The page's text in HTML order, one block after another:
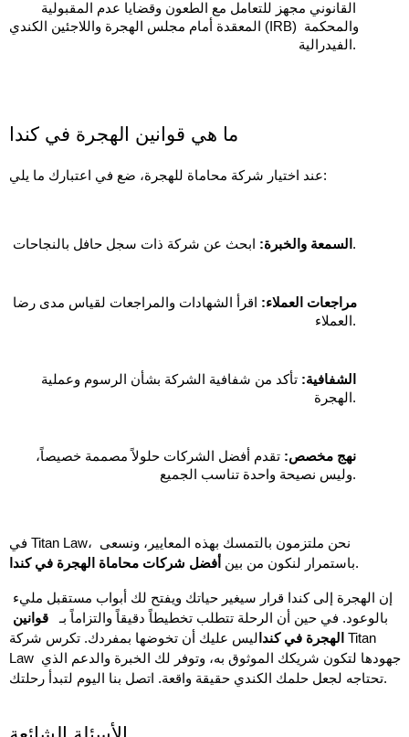
القانوني مجهز للتعامل مع الطعون وقضايا عدم المقبولية
المعقدة أمام مجلس الهجرة واللاجئين الكندي (IRB) والمحكمة
ما هي قوانين الهجرة في كندا
السمعة والخبرة:
مراجعات العملاء:
اقرأ الشهادات والمراجعات لقياس مدى رضا
الشفافية:
تأكد من شفافية الشركة بشأن الرسوم وعملية
نهج مخصص:
تقدم أفضل الشركات حلولاً مصممة خصيصاً،
في Titan Law، نحن ملتزمون بالتمسك بهذه المعايير، ونسعى
باستمرار لنكون من بين أفضل شركات محاماة الهجرة في كندا
إن الهجرة إلى كندا قرار سيغير حياتك ويفتح لك أبواب مستقبل مليء
بالوعود. في حين أن الرحلة تتطلب تخطيطاً دقيقاً والتزاماً بـ
قوانين
الهجرة في كنداليس عليك أن تخوضها بمفردك. تكرس شركة Titan
Law جهودها لتكون شريكك الموثوق به، وتوفر لك الخبرة والدعم الذي